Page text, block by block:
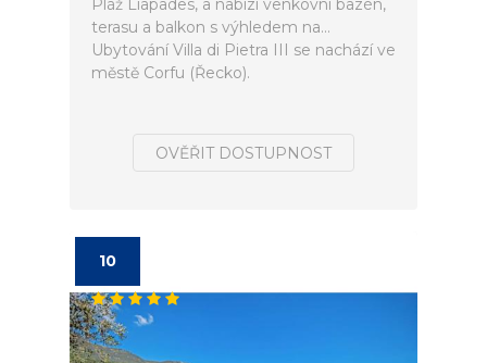
Pláž Liapades, a nabízí venkovní bazén,
terasu a balkon s výhledem na...
Ubytování Villa di Pietra III se nachází ve
městě Corfu (Řecko).
OVĚŘIT DOSTUPNOST
10